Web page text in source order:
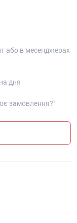
або в месенджерах
дня
замовлення?"